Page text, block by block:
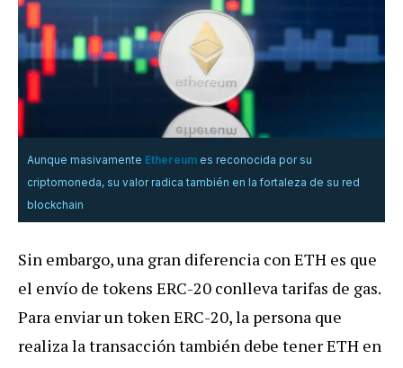
Aunque masivamente Ethereum es reconocida por su
criptomoneda, su valor radica también en la fortaleza de su red
blockchain
Sin embargo, una gran diferencia con ETH es que
el envío de tokens ERC-20 conlleva tarifas de gas.
Para enviar un token ERC-20, la persona que
realiza la transacción también debe tener ETH en